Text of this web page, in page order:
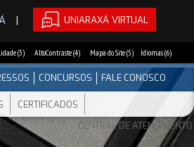
| UNIARAXÁ VIRTUAL
Idiomas (6)
(3) AltoContraste (4) Mapa do Site (5)
CONCURSOS FALE CONOSCO
CERTIFICADOS
CENTRAL DE ATENDIMENTO